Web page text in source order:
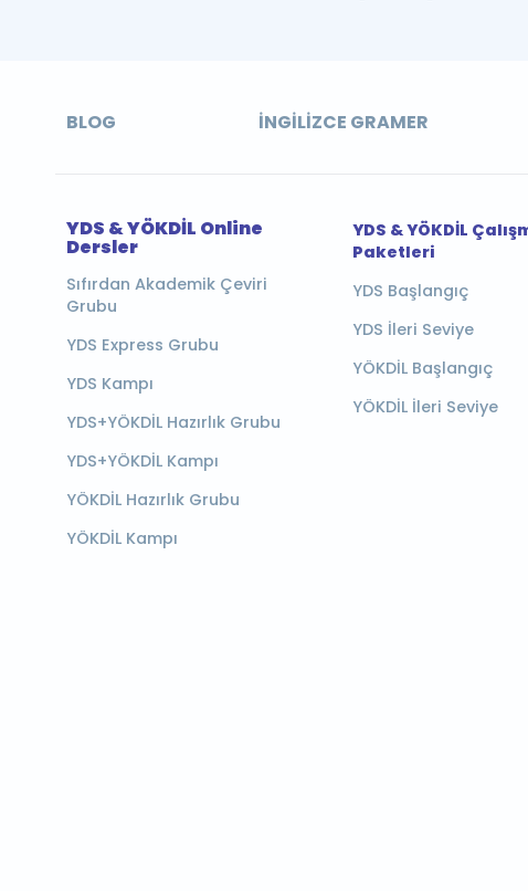
BLOG İNGILIZCE GRAMER
YDS & YÖKDİL Online
Dersler
Sıfırdan Akademik Çeviri
Grubu
YDS Express Grubu
YDS Kampı
YDS+YÖKDİL Hazırlık Grubu
YDS+YÖKDİL Kampı
YÖKDİL Hazırlık Grubu
YÖKDİL Kampı
YDS & YÖKDİL
Paketleri
YDS Başlangıç
YDS İleri Seviye
YÖKDİL Başlangıç
YÖKDİL İleri Seviye